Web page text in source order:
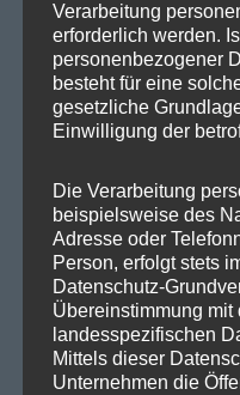
SPD Fraktion in der
SPD Berliner Mitte
Wichtige Links
SPD in Startseite
Datenschutzerklärung
Kategorien
Verarbeitung
erforderlich werden.
personenbezogener
besteht für eine
gesetzliche
Einwilligung der
Die Verarbeitung
beispielsweise des
Adresse oder
Person, erfolgt stets
Datenschutz-
Übereinstimmung mit
landesspezifischen
Mittels dieser
Unternehmen die